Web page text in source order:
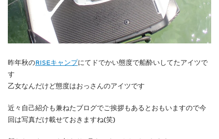
昨年秋のRISEキャンプにてドでかい態度で船酔いしてたアイツで
す
乙女なんだけど態度はおっさんのアイツです
近々自己紹介も兼ねたブログでご挨拶もあるとおもいますので今
回は写真だけ載せておきますね(笑)